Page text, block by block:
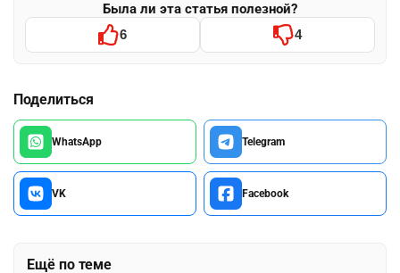
Была ли эта статья полезной?
6 4
Поделиться
WhatsApp Telegram
VK Facebook
Ещё по теме